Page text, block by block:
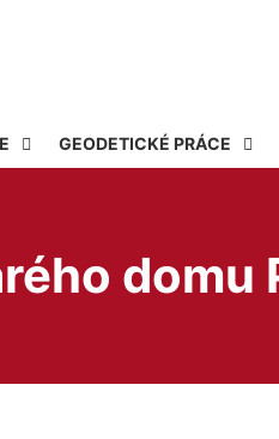
GEODETICKÉ PRÁCE
domu